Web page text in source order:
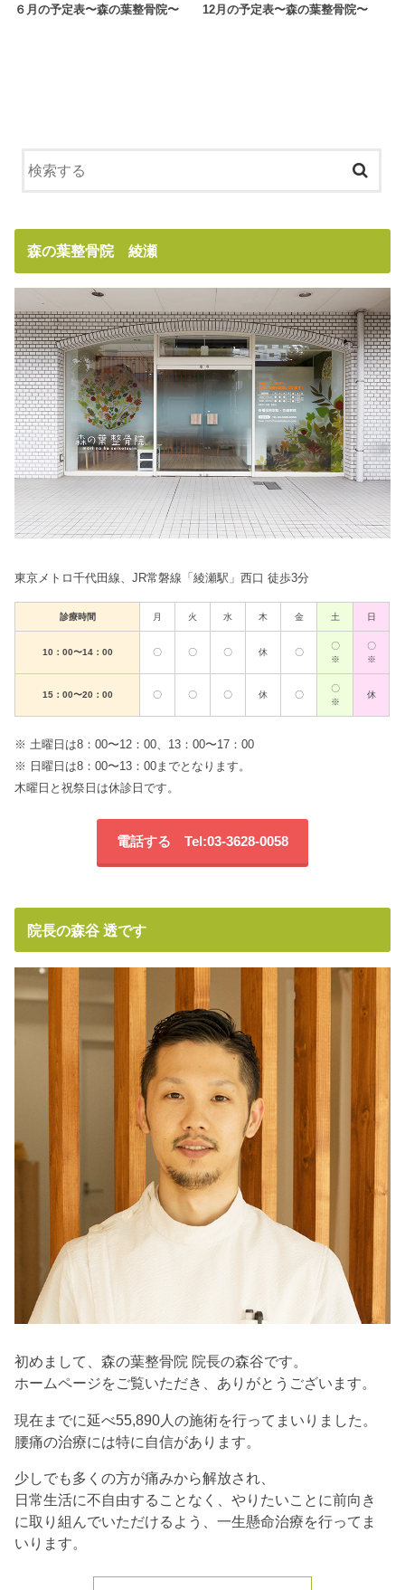
６月の予定表〜森の葉整骨院〜
12月の予定表〜森の葉整骨院〜
森の葉整骨院 綾瀬
東京メトロ千代田線、JR常磐線「綾瀬駅」西口 徒歩3分
診療時間 月 火 水 木 金 土 日
10：00〜14：00 〇 〇 〇 休 〇
〇
※
〇
※
15：00〜20：00 〇 〇 〇 休 〇
〇
※
休
※ 土曜日は8：00〜12：00、13：00〜17：00
※ 日曜日は8：00〜13：00までとなります。
木曜日と祝祭日は休診日です。
電話する Tel:03-3628-0058
院長の森谷 透です
初めまして、森の葉整骨院 院長の森谷です。
ホームページをご覧いただき、ありがとうございます。
現在までに延べ55,890人の施術を行ってまいりました。
腰痛の治療には特に自信があります。
少しでも多くの方が痛みから解放され、
日常生活に不自由することなく、やりたいことに前向き
に取り組んでいただけるよう、一生懸命治療を行ってま
いります。